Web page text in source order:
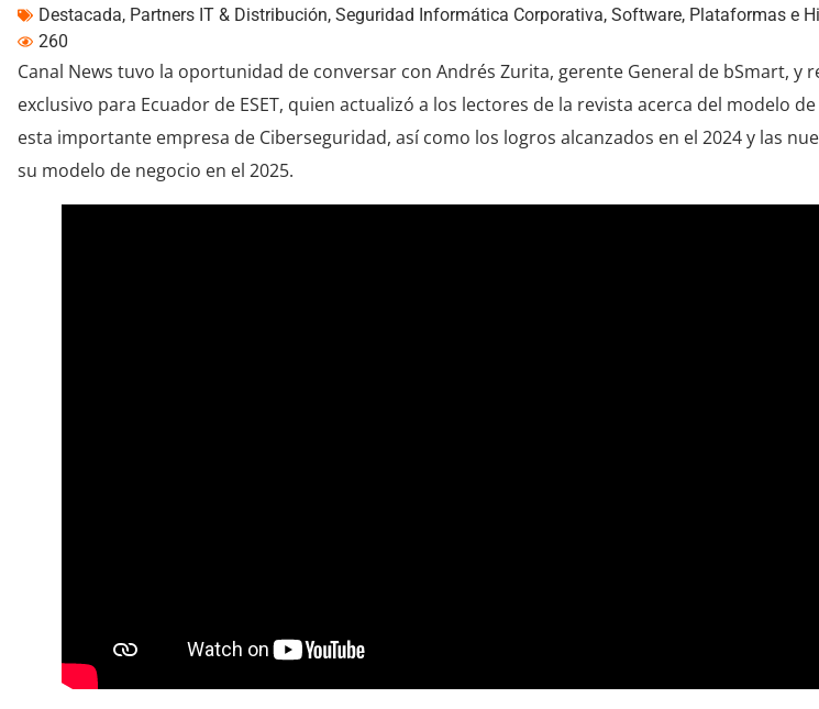
Destacada, Partners IT & Distribución,Seguridad Informática Corporativa,Software, Plataformas e
260
Canal News tuvo la oportunidad de conversar con Andrés Zurita, gerente General de bSmart, y
exclusivo para Ecuador de ESET, quien actualizó a los lectores de la revista acerca del modelo
esta importante empresa de Ciberseguridad, así como los logros alcanzados en el 2024 y las
su modelo de negocio en el 2025.